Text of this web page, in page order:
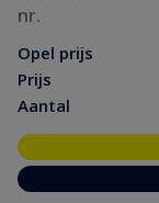
nr.
Opel prijs
Prijs
Aantal